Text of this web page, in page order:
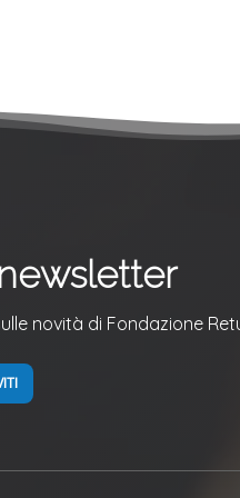
novità di Fondazione